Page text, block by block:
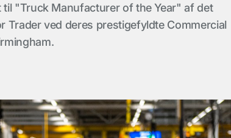
"Truck Manufacturer of the Year" af det
Trader ved deres prestigefyldte Commercial